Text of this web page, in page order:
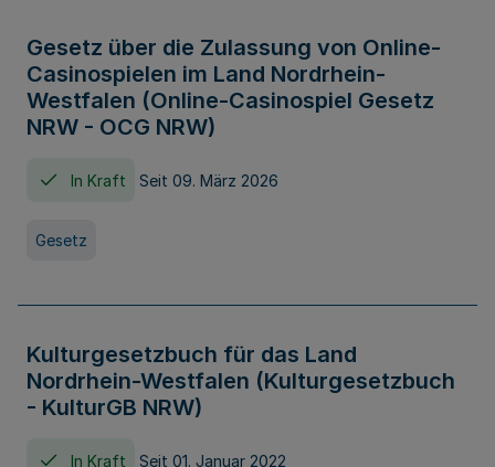
Gesetz über die Zulassung von Online-
Casinospielen im Land Nordrhein-
Westfalen (Online-Casinospiel Gesetz
NRW - OCG NRW)
In Kraft Seit 09. März 2026
Gesetz
Kulturgesetzbuch für das Land
Nordrhein-Westfalen (Kulturgesetzbuch
- KulturGB NRW)
In Kraft Seit 01. Januar 2022